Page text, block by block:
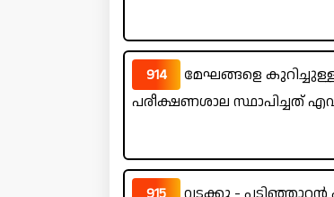
914
മേഘങ്ങളെ
പരീക്ഷണശാല സ്ഥാപിച്ചത്